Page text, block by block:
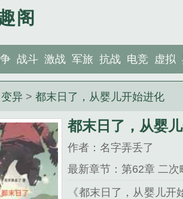
阁
战斗 激战 军旅 抗战 电竞 虚拟
变异 >都末日了，从婴儿开始进化
都末日了，从婴
作者：名字弄丢了
最新章节：第62章 二次
《都末日了，从婴儿